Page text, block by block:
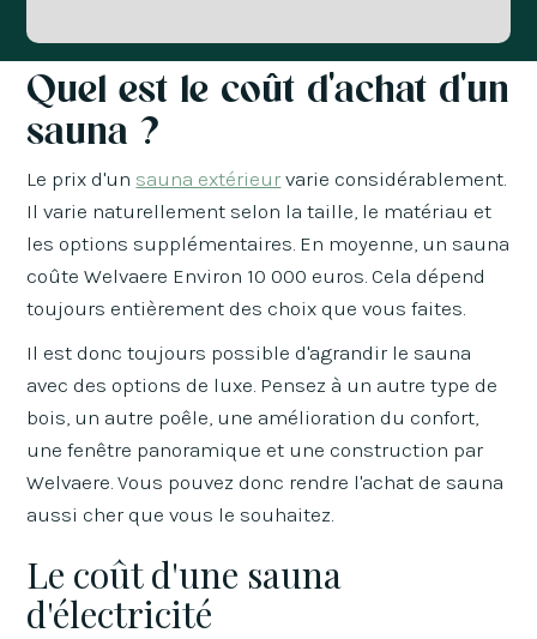
Quel est le coût d'achat d'un
sauna ?
Le prix d'un sauna extérieur varie considérablement.
Il varie naturellement selon la taille, le matériau et
les options supplémentaires. En moyenne, un sauna
coûte Welvaere Environ 10 000 euros. Cela dépend
toujours entièrement des choix que vous faites.
Il est donc toujours possible d'agrandir le sauna
avec des options de luxe. Pensez à un autre type de
bois, un autre poêle, une amélioration du confort,
une fenêtre panoramique et une construction par
Welvaere. Vous pouvez donc rendre l'achat de sauna
aussi cher que vous le souhaitez.
Le coût d'une sauna
d'électricité